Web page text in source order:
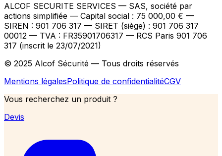
ALCOF SECURITE SERVICES — SAS, société par
actions simplifiée — Capital social : 75 000,00 € —
SIREN : 901 706 317 — SIRET (siège) : 901 706 317
00012 — TVA : FR35901706317 — RCS Paris 901 706
317 (inscrit le 23/07/2021)
© 2025 Alcof Sécurité — Tous droits réservés
Mentions légalesPolitique de confidentialitéCGV
Vous recherchez un produit ?
Devis